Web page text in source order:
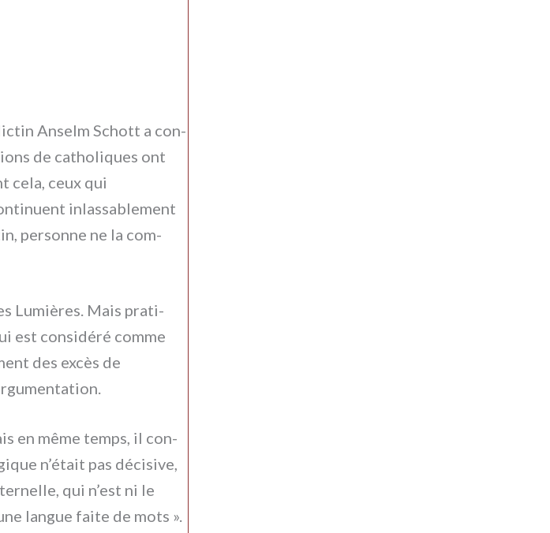
Anselm Schott a con­
de catho­li­ques ont
cela, ceux qui
inlas­sa­ble­ment
per­son­ne ne la com­
Lumières. Mais pra­ti­
est con­si­dé­ré com­me
des excès de
en même temps, il con­
n’était pas déci­si­ve,
qui n’est ni le
lan­gue fai­te de mots ».